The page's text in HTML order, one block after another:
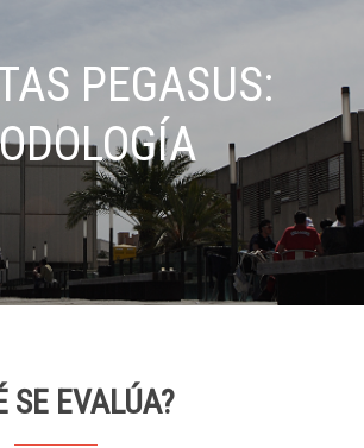
PEGASUS:
SE EVALÚA?